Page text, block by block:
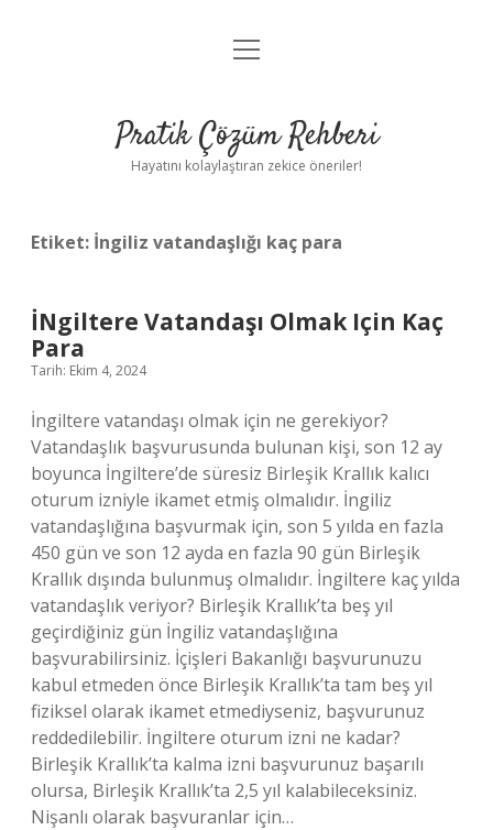
Anasayfa
Yasal Uyarı
menüyü
Pratik Çözüm Rehberi
Hayatını kolaylaştıran zekice öneriler!
Etiket: İngiliz vatandaşlığı kaç para
İNgiltere Vatandaşı Olmak Için Kaç
Para
Tarih: Ekim 4, 2024
İngiltere vatandaşı olmak için ne gerekiyor?
Vatandaşlık başvurusunda bulunan kişi, son 12 ay
boyunca İngiltere’de süresiz Birleşik Krallık kalıcı
oturum izniyle ikamet etmiş olmalıdır. İngiliz
vatandaşlığına başvurmak için, son 5 yılda en fazla
450 gün ve son 12 ayda en fazla 90 gün Birleşik
Krallık dışında bulunmuş olmalıdır. İngiltere kaç yılda
vatandaşlık veriyor? Birleşik Krallık’ta beş yıl
geçirdiğiniz gün İngiliz vatandaşlığına
başvurabilirsiniz. İçişleri Bakanlığı başvurunuzu
kabul etmeden önce Birleşik Krallık’ta tam beş yıl
fiziksel olarak ikamet etmediyseniz, başvurunuz
reddedilebilir. İngiltere oturum izni ne kadar?
Birleşik Krallık’ta kalma izni başvurunuz başarılı
olursa, Birleşik Krallık’ta 2,5 yıl kalabileceksiniz.
Nişanlı olarak başvuranlar için…